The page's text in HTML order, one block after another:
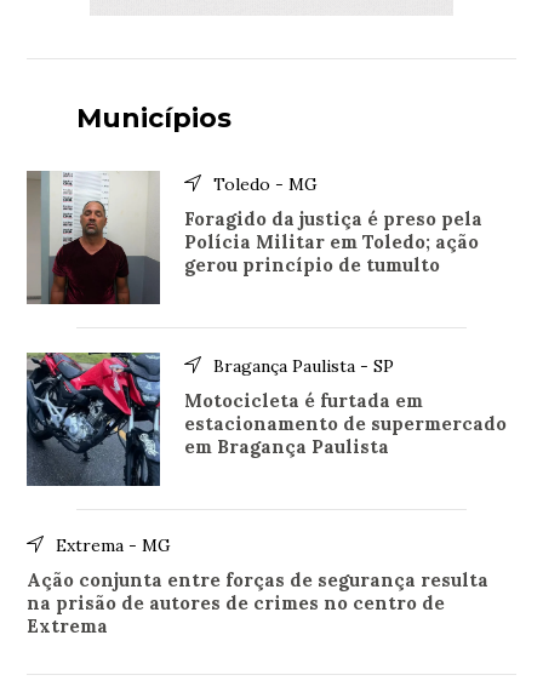
Municípios
Toledo - MG
Foragido da justiça é preso pela
Polícia Militar em Toledo; ação
gerou princípio de tumulto
Bragança Paulista - SP
Motocicleta é furtada em
estacionamento de supermercado
em Bragança Paulista
Extrema - MG
Ação conjunta entre forças de segurança resulta
na prisão de autores de crimes no centro de
Extrema